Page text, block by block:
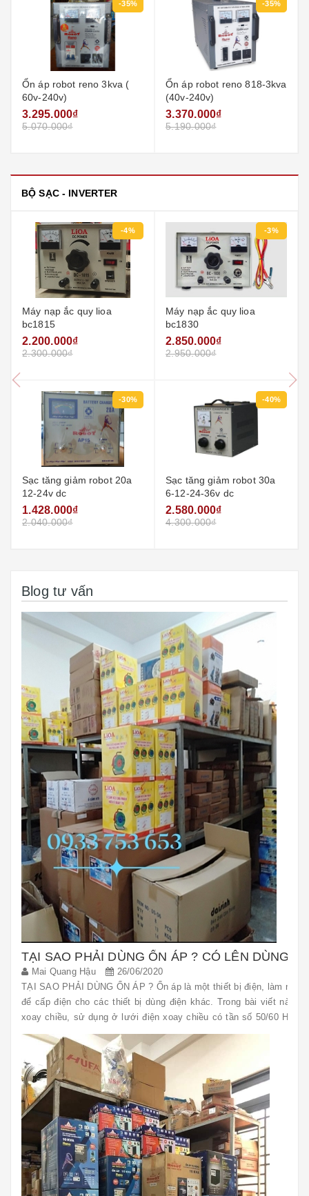
-35%
Ổn áp robot reno 3kva (
60v-240v)
3.295.000₫
5.070.000₫
-35%
Ổn áp robot reno 818-3kva
(40v-240v)
3.370.000₫
5.190.000₫
BỘ SẠC - INVERTER
-4%
Máy nạp ắc quy lioa
bc1815
2.200.000₫
2.300.000₫
-3%
Máy nạp ắc quy lioa
bc1830
2.850.000₫
2.950.000₫
-30%
Sạc tăng giảm robot 20a
12-24v dc
1.428.000₫
2.040.000₫
-40%
Sạc tăng giảm robot 30a
6-12-24-36v dc
2.580.000₫
4.300.000₫
Blog tư vấn
TẠI SAO PHẢI DÙNG ỔN ÁP ? CÓ LÊN DÙNG
Mai Quang Hậu
26/06/2020
TẠI SAO PHẢI DÙNG ỔN ÁP ? Ổn áp là một thiết bị điện, làm
để cấp điện cho các thiết bị dùng điện khác. Trong bài viết này,
xoay chiều, sử dụng ở lưới điện xoay chiều có tần số 50/60 Hz,
lưới điện 220v (1 pha), hoặc 220v/380v (3 ...